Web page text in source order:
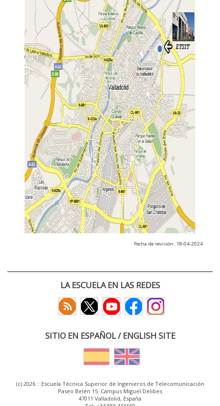
Fecha de revisión: 18-04-2024
LA ESCUELA EN LAS REDES
SITIO EN ESPAÑOL / ENGLISH SITE
(c) 2026 :: Escuela Técnica Superior de Ingenieros de Telecomunicación
Paseo Belén 15. Campus Miguel Delibes
47011 Valladolid, España